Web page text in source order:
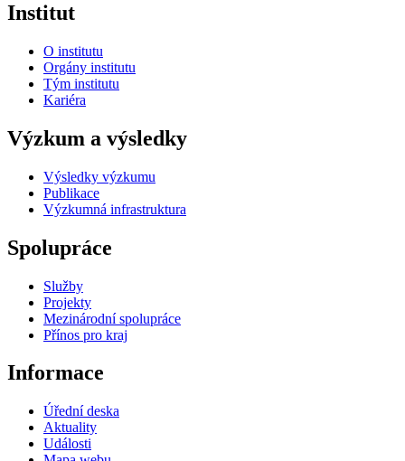
Institut
O institutu
Orgány institutu
Tým institutu
Kariéra
Výzkum a výsledky
Výsledky výzkumu
Publikace
Výzkumná infrastruktura
Spolupráce
Služby
Projekty
Mezinárodní spolupráce
Přínos pro kraj
Informace
Úřední deska
Aktuality
Události